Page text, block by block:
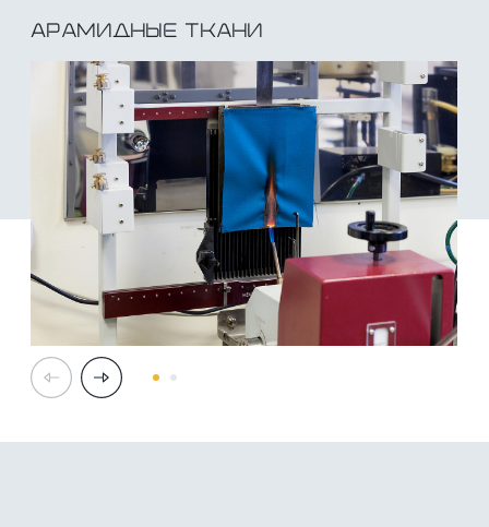
Арамидные ткани